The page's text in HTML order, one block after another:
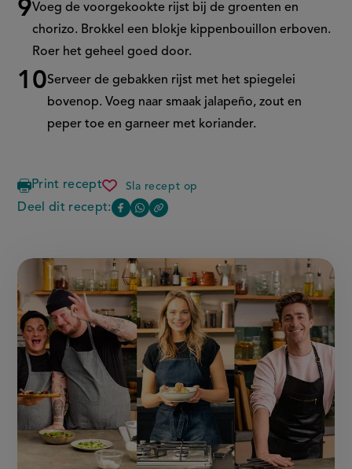
Voeg de voorgekookte rijst bij de groenten en
chorizo. Brokkel een blokje kippenbouillon erboven.
Roer het geheel goed door.
Serveer de gebakken rijst met het spiegelei
bovenop. Voeg naar smaak jalapeño, zout en
peper toe en garneer met koriander.
Print recept Sla recept op
arroz
con
chorizo
Deel dit recept:
Deel
pagina
op
Facebook
(opent
in
nieuw
venster,
externe
link)
Deel
pagina
op
WhatsApp
(opent
in
nieuw
venster,
externe
link)
Copy
of
this
page